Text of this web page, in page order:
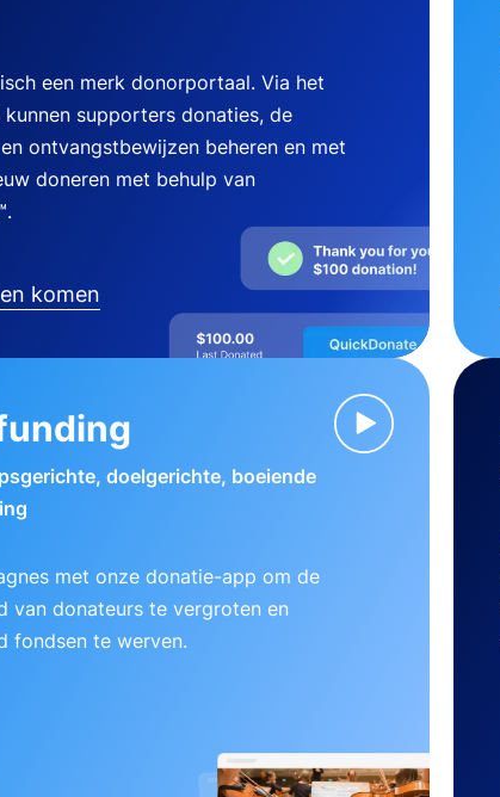
een merk donorportaal. Via het
supporters donaties, de
ontvangstbewijzen beheren en met
doneren met behulp van
komen
doelgerichte, boeiende
met onze donatie-app om de
van donateurs te vergroten en
fondsen te werven.